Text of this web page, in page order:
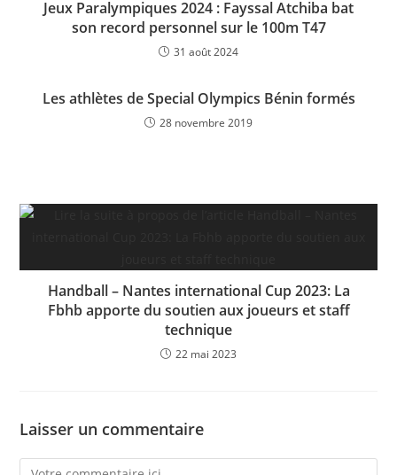
Jeux Paralympiques 2024 : Fayssal Atchiba bat
son record personnel sur le 100m T47
31 août 2024
Les athlètes de Special Olympics Bénin formés
28 novembre 2019
Handball – Nantes international Cup 2023: La
Fbhb apporte du soutien aux joueurs et staff
technique
22 mai 2023
Laisser un commentaire